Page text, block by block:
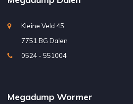
Kleine Veld 45
7751 BG Dalen
0524 - 551004
Megadump Wormer